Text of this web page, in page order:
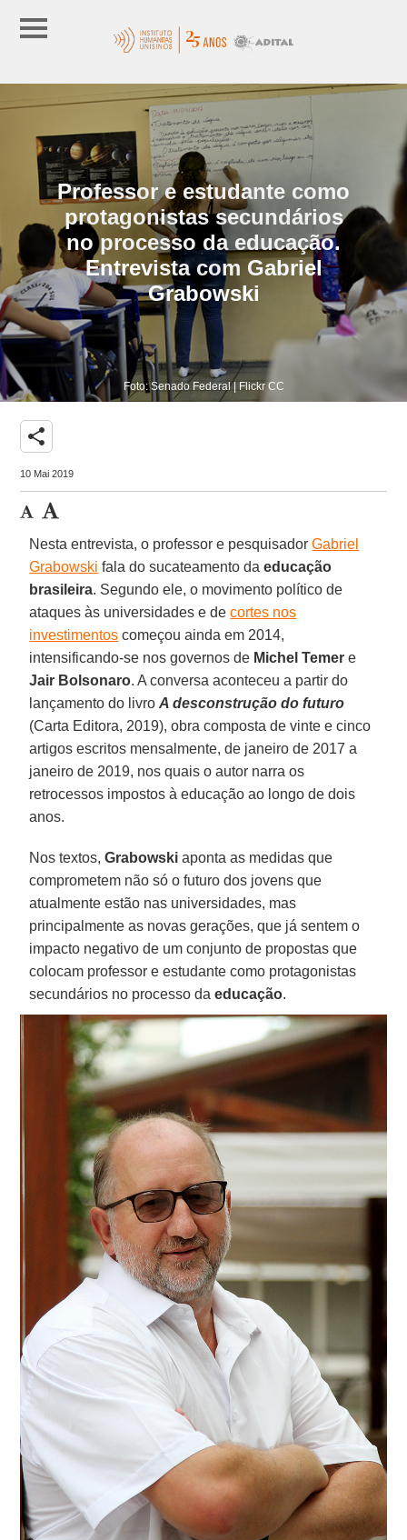
Professor e estudante como
protagonistas secundários
no processo da educação.
Entrevista com Gabriel
Grabowski
Foto: Senado Federal | Flickr CC
share
10 Mai 2019
Nesta entrevista, o professor e pesquisadorGabriel
Grabowski fala do sucateamento daeducação
brasileira. Segundo ele, o movimento político de
ataques às universidades e decortes nos
investimentos começou ainda em 2014,
intensificando-se nos governos de Michel Temer e
Jair Bolsonaro. A conversa aconteceu a partir do
lançamento do livroA desconstrução do futuro
(Carta Editora, 2019), obra composta de vinte e cinco
artigos escritos mensalmente, de janeiro de 2017 a
janeiro de 2019, nos quais o autor narra os
retrocessos impostos à educação ao longo de dois
anos.
Nos textos,Grabowski aponta as medidas que
comprometem não só o futuro dos jovens que
atualmente estão nas universidades, mas
principalmente as novas gerações, que já sentem o
impacto negativo de um conjunto de propostas que
colocam professor e estudante como protagonistas
secundários no processo daeducação.